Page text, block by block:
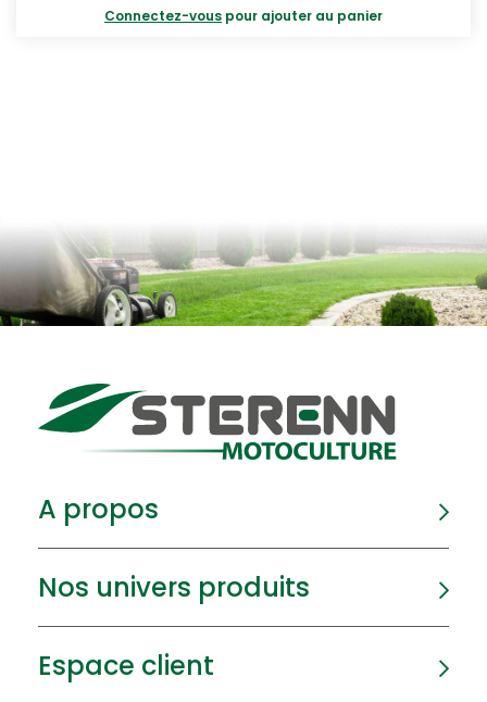
Connectez-vous pour ajouter au panier
A propos
Nos univers produits
Espace client